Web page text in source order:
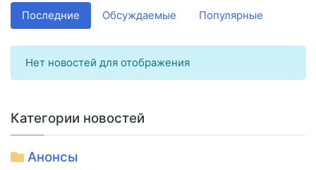
Последние Обсуждаемые Популярные
Нет новостей для отображения
Категории новостей
Анонсы